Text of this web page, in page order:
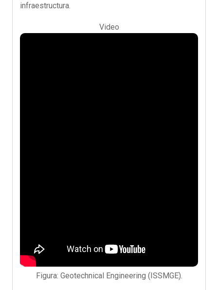
infraestructura.
Video
Figura: Geotechnical Engineering (ISSMGE).